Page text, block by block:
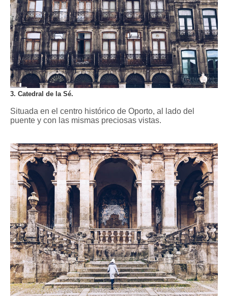
3. Catedral de la Sé.
Situada en el centro histórico de Oporto, al lado del
puente y con las mismas preciosas vistas.